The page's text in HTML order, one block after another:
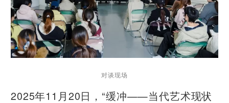
对谈现场
2025年11月20日，“缓冲——当代艺术现状